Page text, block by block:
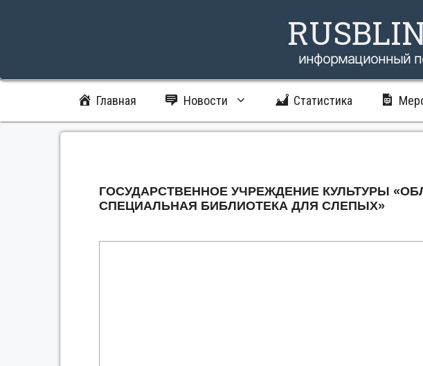
информационный
Главная Новости Статистика
ГОСУДАРСТВЕННОЕ УЧРЕЖДЕНИЕ КУЛЬТУРЫ
СПЕЦИАЛЬНАЯ БИБЛИОТЕКА ДЛЯ СЛЕПЫХ»